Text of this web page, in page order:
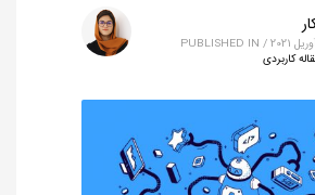
/
PUBLISHED IN
کاربردی